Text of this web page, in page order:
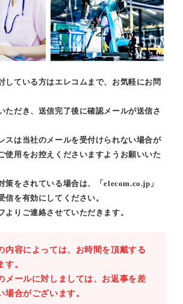
している方はエレコムまで、お気軽にお問
ただき、送信完了後に確認メールが送信さ
スは当社のメールを受付けられない場合が
使用をお控えくださいますようお願いいた
策をされている場合は、「elecom.co.jp」
信を有効にしてください。
よりご連絡させていただきます。
内容によっては、お時間を頂戴する
す。
メールに対しましては、お返事を差
場合がございます。